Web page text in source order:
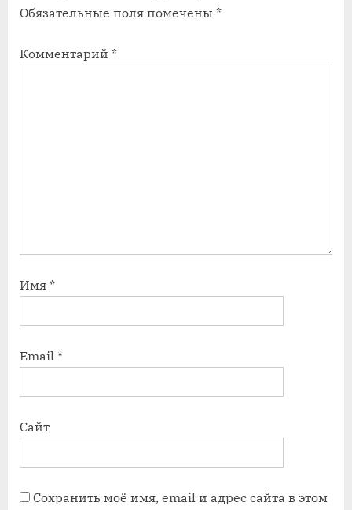
Обязательные поля помечены *
Комментарий *
Имя *
Email *
Сайт
Сохранить моё имя, email и адрес сайта в этом